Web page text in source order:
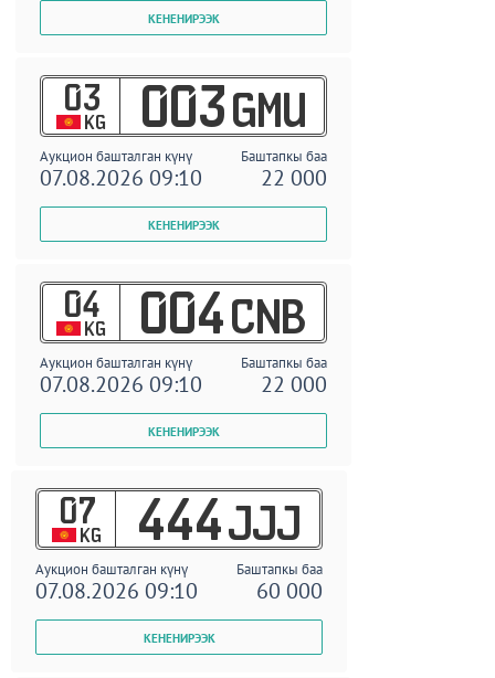
03
KG 003 GMU
Аукцион башталган күнү Баштапкы баа
07.08.2026 09:10 22 000
04
KG 004 CNB
Аукцион башталган күнү Баштапкы баа
07.08.2026 09:10 22 000
07
KG 444 JJJ
Аукцион башталган күнү Баштапкы баа
07.08.2026 09:10 60 000